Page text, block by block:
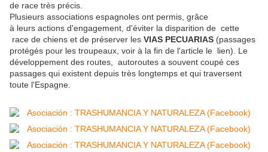
de race très précis.
Plusieurs associations espagnoles ont permis, grâce
à leurs actions d'engagement, d'éviter la disparition de cette
race de chiens et de préserver les VIAS PECUARIAS (passages
protégés pour les troupeaux, voir à la fin de l'article le lien). Le
développement des routes, autoroutes a souvent coupé ces
passages qui existent depuis très longtemps et qui traversent
toute l'Espagne.